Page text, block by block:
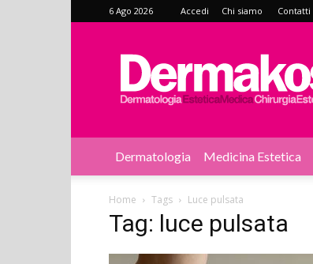
6 Ago 2026 Accedi Chi siamo Contatti
Dermakos
Dermatologia Medicina Estetica
Home Tags Luce pulsata
Tag: luce pulsata